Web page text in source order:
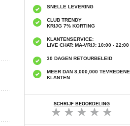
SNELLE LEVERING
CLUB TRENDY
KRIJG 7% KORTING
KLANTENSERVICE:
LIVE CHAT: MA-VRIJ: 10:00 - 22:00
30 DAGEN RETOURBELEID
MEER DAN 8,000,000 TEVREDENE
KLANTEN
SCHRIJF BEOORDELING